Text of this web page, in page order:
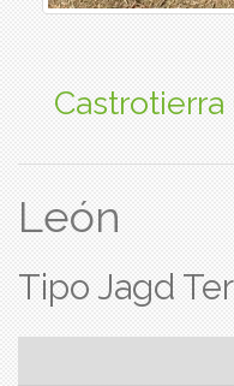
Castrotierra
León
Tipo Jagd